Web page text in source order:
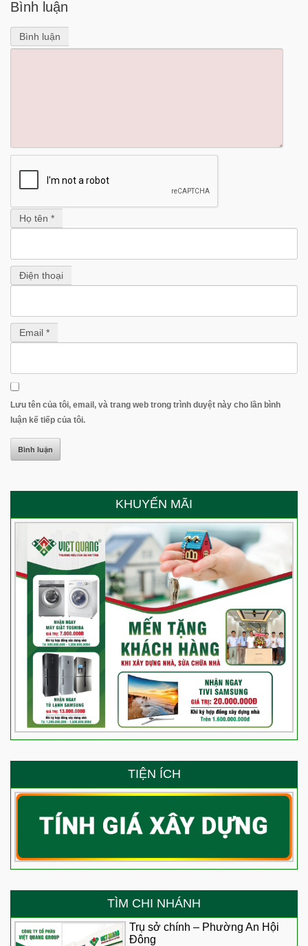
Bình luận
Bình luận
Họ tên *
Điện thoại
Email *
Lưu tên của tôi, email, và trang web trong trình duyệt này cho lần bình
luận kế tiếp của tôi.
KHUYẾN MÃI
TIỆN ÍCH
TÌM CHI NHÁNH
Trụ sở chính – Phường An Hội
Đông